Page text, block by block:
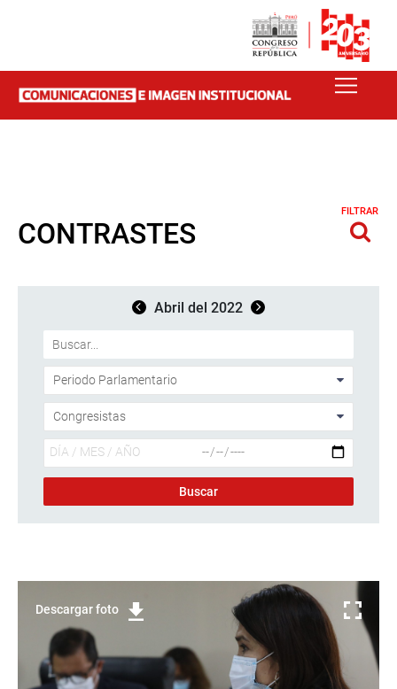
CONTRASTES
FILTRAR
Abril del 2022
Descargar foto